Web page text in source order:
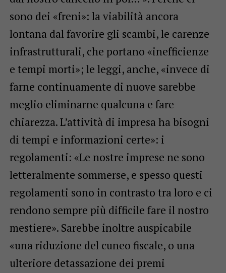
sono dei «freni»: la viabilità ancora
lontana dal favorire gli scambi, le carenze
infrastrutturali, che portano «inefficienze
e tempi morti»; le leggi, anche, «invece di
farne continuamente di nuove sarebbe
meglio eliminarne qualcuna e fare
chiarezza. L’attività di impresa ha bisogni
di tempi e informazioni certe»: i
regolamenti: «Le nostre imprese ne sono
letteralmente sommerse, e spesso questi
regolamenti sono in contrasto tra loro e ci
rendono sempre più difficile fare il nostro
mestiere». Sarebbe inoltre auspicabile
«una riduzione del cuneo fiscale, o una
ulteriore detassazione dei premi